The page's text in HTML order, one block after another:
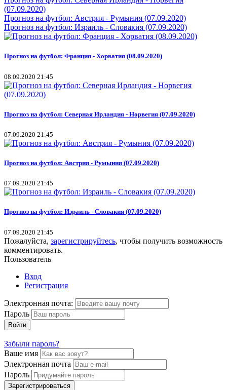
(07.09.2020)
Прогноз на футбол: Австрия - Румыния (07.09.2020)
Прогноз на футбол: Израиль - Словакия (07.09.2020)
Прогноз на футбол: Франция - Хорватия (08.09.2020)
08.09.2020 21:45
Прогноз на футбол: Северная Ирландия - Норвегия (07.09.2020)
07.09.2020 21:45
Прогноз на футбол: Австрия - Румыния (07.09.2020)
07.09.2020 21:45
Прогноз на футбол: Израиль - Словакия (07.09.2020)
07.09.2020 21:45
Пожалуйста, зарегистрируйтесь, чтобы получить возможность
комментировать.
Пользователь
Вход
Регистрация
Электронная почта:
Пароль
Войти
Забыли пароль?
Ваше имя
Электронная почта
Пароль
Зарегистрироваться